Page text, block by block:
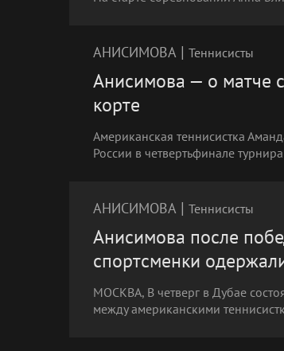
АНИСИМОВА | Теннисисты
Анисимова — о матче
корте
Американская теннисистка
России в четвертьфинале
АНИСИМОВА | Теннисисты
Анисимова после
спортсменки
МОСКВА, В четверг в Дубае
между американскими